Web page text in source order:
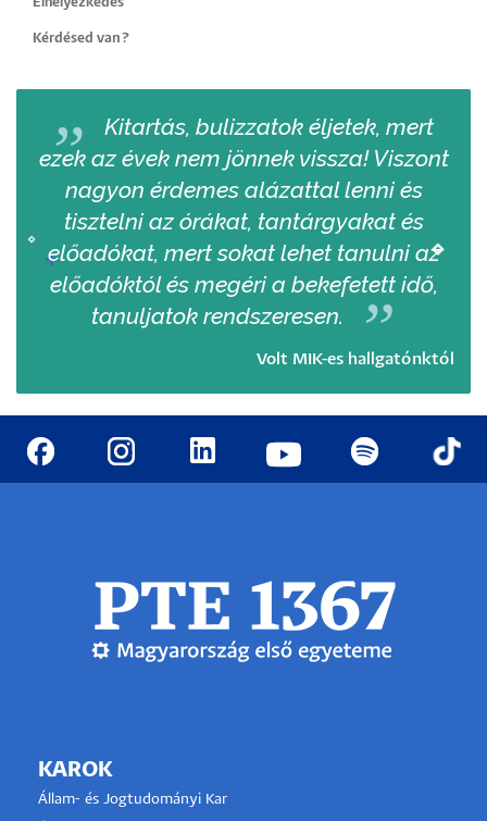
Kérdésed van?
Kitartás, bulizzatok éljetek, mert
ezek az évek nem jönnek vissza! Viszont
nagyon érdemes alázattal lenni és
tisztelni az órákat, tantárgyakat és
előadókat, mert sokat lehet tanulni az
előadóktól és megéri a bekefetett idő,
tanuljatok rendszeresen.
Volt MIK-es hallgatónktól
KAROK
Állam- és Jogtudományi Kar